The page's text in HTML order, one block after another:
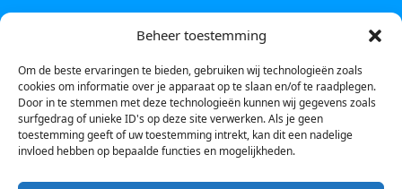
Beheer toestemming
Om de beste ervaringen te bieden, gebruiken wij technologieën zoals
cookies om informatie over je apparaat op te slaan en/of te raadplegen.
Door in te stemmen met deze technologieën kunnen wij gegevens zoals
surfgedrag of unieke ID's op deze site verwerken. Als je geen
toestemming geeft of uw toestemming intrekt, kan dit een nadelige
invloed hebben op bepaalde functies en mogelijkheden.
Tel :0850601800
Whatsapp : 0623388306